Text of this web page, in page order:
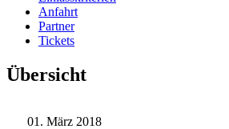
Anfahrt
Partner
Tickets
Übersicht
01. März 2018